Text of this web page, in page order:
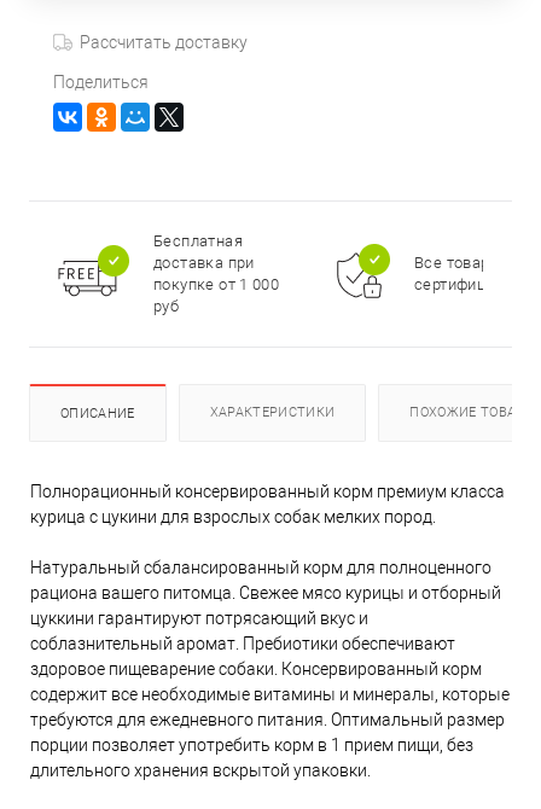
Рассчитать доставку
Поделиться
Бесплатная
доставка при
покупке от 1 000
руб
Все товары
ОПИСАНИЕ ХАРАКТЕРИСТИКИ ПОХОЖИЕ ТОВАРЫ
Полнорационный консервированный корм премиум класса
курица с цукини для взрослых собак мелких пород.
Натуральный сбалансированный корм для полноценного
рациона вашего питомца. Свежее мясо курицы и отборный
цуккини гарантируют потрясающий вкус и
соблазнительный аромат. Пребиотики обеспечивают
здоровое пищеварение собаки. Консервированный корм
содержит все необходимые витамины и минералы, которые
требуются для ежедневного питания. Оптимальный размер
порции позволяет употребить корм в 1 прием пищи, без
длительного хранения вскрытой упаковки.